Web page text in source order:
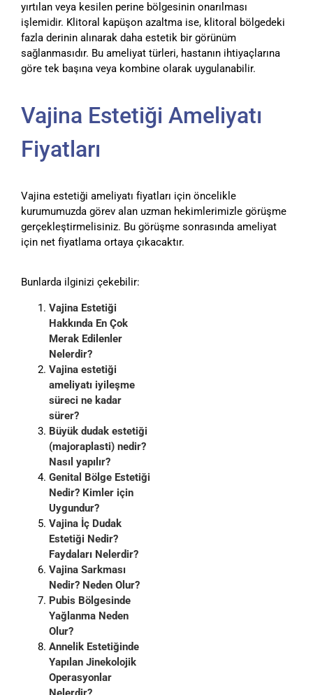
yırtılan veya kesilen perine bölgesinin onarılması
işlemidir. Klitoral kapüşon azaltma ise, klitoral bölgedeki
fazla derinin alınarak daha estetik bir görünüm
sağlanmasıdır. Bu ameliyat türleri, hastanın ihtiyaçlarına
göre tek başına veya kombine olarak uygulanabilir.
Vajina Estetiği Ameliyatı
Fiyatları
Vajina estetiği ameliyatı fiyatları için öncelikle
kurumumuzda görev alan uzman hekimlerimizle görüşme
gerçekleştirmelisiniz. Bu görüşme sonrasında ameliyat
için net fiyatlama ortaya çıkacaktır.
Bunlarda ilginizi çekebilir:
Vajina Estetiği
Hakkında En Çok
Merak Edilenler
Nelerdir?
Vajina estetiği
ameliyatı iyileşme
süreci ne kadar
sürer?
Büyük dudak estetiği
(majoraplasti) nedir?
Nasıl yapılır?
Genital Bölge Estetiği
Nedir? Kimler için
Uygundur?
Vajina İç Dudak
Estetiği Nedir?
Faydaları Nelerdir?
Vajina Sarkması
Nedir? Neden Olur?
Pubis Bölgesinde
Yağlanma Neden
Olur?
Annelik Estetiğinde
Yapılan Jinekolojik
Operasyonlar